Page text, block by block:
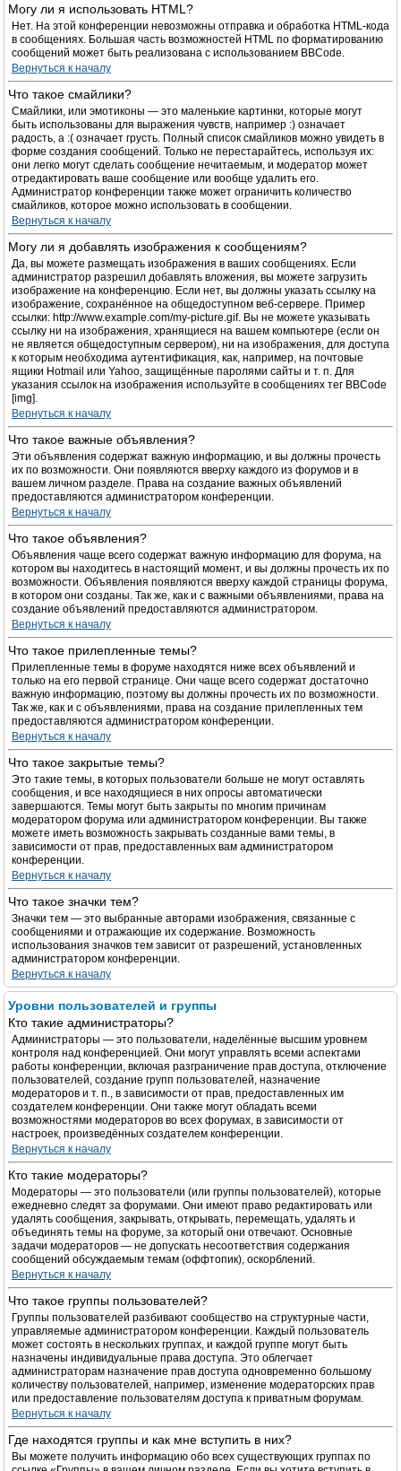
Могу ли я использовать HTML?
Нет. На этой конференции невозможны отправка и обработка HTML-кода
в сообщениях. Большая часть возможностей HTML по форматированию
сообщений может быть реализована с использованием BBCode.
Вернуться к началу
Что такое смайлики?
Смайлики, или эмотиконы — это маленькие картинки, которые могут
быть использованы для выражения чувств, например :) означает
радость, а :( означает грусть. Полный список смайликов можно увидеть в
форме создания сообщений. Только не перестарайтесь, используя их:
они легко могут сделать сообщение нечитаемым, и модератор может
отредактировать ваше сообщение или вообще удалить его.
Администратор конференции также может ограничить количество
смайликов, которое можно использовать в сообщении.
Вернуться к началу
Могу ли я добавлять изображения к сообщениям?
Да, вы можете размещать изображения в ваших сообщениях. Если
администратор разрешил добавлять вложения, вы можете загрузить
изображение на конференцию. Если нет, вы должны указать ссылку на
изображение, сохранённое на общедоступном веб-сервере. Пример
ссылки: http://www.example.com/my-picture.gif. Вы не можете указывать
ссылку ни на изображения, хранящиеся на вашем компьютере (если он
не является общедоступным сервером), ни на изображения, для доступа
к которым необходима аутентификация, как, например, на почтовые
ящики Hotmail или Yahoo, защищённые паролями сайты и т. п. Для
указания ссылок на изображения используйте в сообщениях тег BBCode
[img].
Вернуться к началу
Что такое важные объявления?
Эти объявления содержат важную информацию, и вы должны прочесть
их по возможности. Они появляются вверху каждого из форумов и в
вашем личном разделе. Права на создание важных объявлений
предоставляются администратором конференции.
Вернуться к началу
Что такое объявления?
Объявления чаще всего содержат важную информацию для форума, на
котором вы находитесь в настоящий момент, и вы должны прочесть их по
возможности. Объявления появляются вверху каждой страницы форума,
в котором они созданы. Так же, как и с важными объявлениями, права на
создание объявлений предоставляются администратором.
Вернуться к началу
Что такое прилепленные темы?
Прилепленные темы в форуме находятся ниже всех объявлений и
только на его первой странице. Они чаще всего содержат достаточно
важную информацию, поэтому вы должны прочесть их по возможности.
Так же, как и с объявлениями, права на создание прилепленных тем
предоставляются администратором конференции.
Вернуться к началу
Что такое закрытые темы?
Это такие темы, в которых пользователи больше не могут оставлять
сообщения, и все находящиеся в них опросы автоматически
завершаются. Темы могут быть закрыты по многим причинам
модератором форума или администратором конференции. Вы также
можете иметь возможность закрывать созданные вами темы, в
зависимости от прав, предоставленных вам администратором
конференции.
Вернуться к началу
Что такое значки тем?
Значки тем — это выбранные авторами изображения, связанные с
сообщениями и отражающие их содержание. Возможность
использования значков тем зависит от разрешений, установленных
администратором конференции.
Вернуться к началу
Уровни пользователей и группы
Кто такие администраторы?
Администраторы — это пользователи, наделённые высшим уровнем
контроля над конференцией. Они могут управлять всеми аспектами
работы конференции, включая разграничение прав доступа, отключение
пользователей, создание групп пользователей, назначение
модераторов и т. п., в зависимости от прав, предоставленных им
создателем конференции. Они также могут обладать всеми
возможностями модераторов во всех форумах, в зависимости от
настроек, произведённых создателем конференции.
Вернуться к началу
Кто такие модераторы?
Модераторы — это пользователи (или группы пользователей), которые
ежедневно следят за форумами. Они имеют право редактировать или
удалять сообщения, закрывать, открывать, перемещать, удалять и
объединять темы на форуме, за который они отвечают. Основные
задачи модераторов — не допускать несоответствия содержания
сообщений обсуждаемым темам (оффтопик), оскорблений.
Вернуться к началу
Что такое группы пользователей?
Группы пользователей разбивают сообщество на структурные части,
управляемые администратором конференции. Каждый пользователь
может состоять в нескольких группах, и каждой группе могут быть
назначены индивидуальные права доступа. Это облегчает
администраторам назначение прав доступа одновременно большому
количеству пользователей, например, изменение модераторских прав
или предоставление пользователям доступа к приватным форумам.
Вернуться к началу
Где находятся группы и как мне вступить в них?
Вы можете получить информацию обо всех существующих группах по